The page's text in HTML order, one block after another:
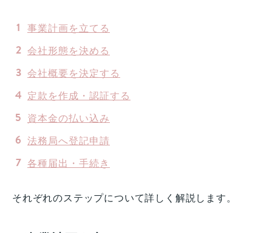
事業計画を立てる
会社形態を決める
会社概要を決定する
定款を作成・認証する
資本金の払い込み
法務局へ登記申請
各種届出・手続き
それぞれのステップについて詳しく解説します。